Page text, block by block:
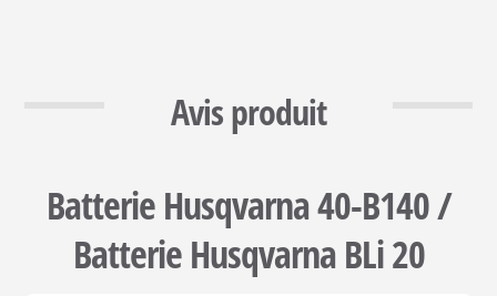
Avis produit
Batterie Husqvarna 40-B140 /
Batterie Husqvarna BLi 20